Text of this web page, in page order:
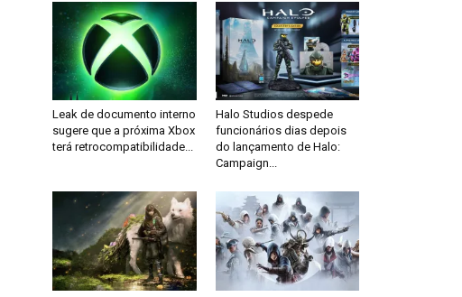
Leak de documento interno
sugere que a próxima Xbox
terá retrocompatibilidade...
Halo Studios despede
funcionários dias depois
do lançamento de Halo:
Campaign...